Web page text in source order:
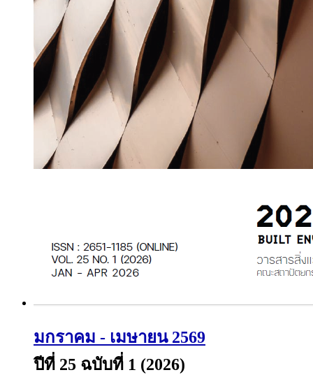
มกราคม - เมษายน 2569
ปีที่ 25 ฉบับที่ 1 (2026)